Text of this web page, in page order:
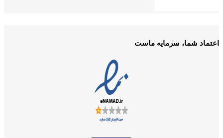
اعتماد شما، سرمایه ماست